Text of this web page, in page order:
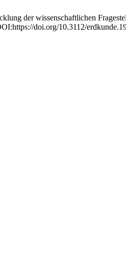
der wissenschaftlichen
doi.org/10.3112/